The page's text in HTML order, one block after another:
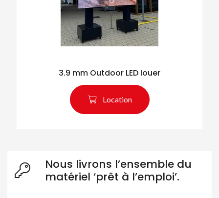
3.9 mm Outdoor LED louer
Location
Nous livrons l’ensemble du
matériel ‘prêt à l’emploi’.